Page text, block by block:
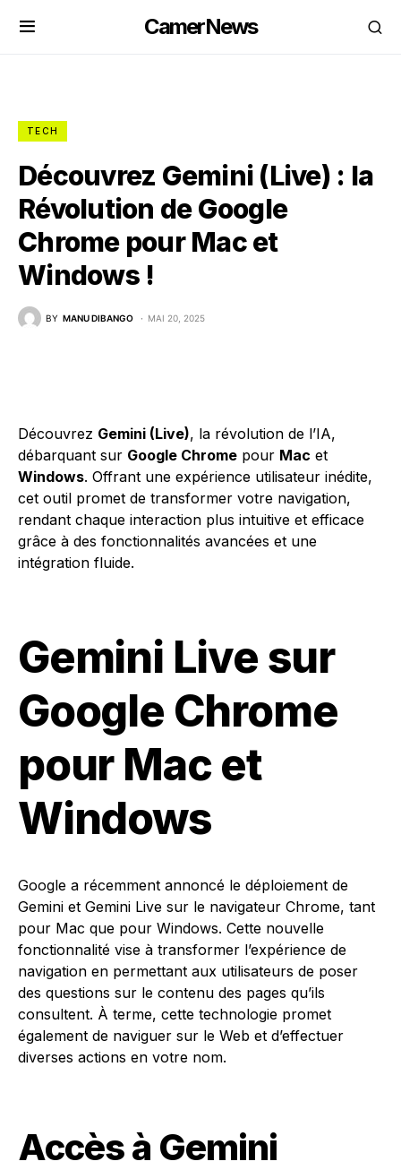
CamerNews
TECH
Découvrez Gemini (Live) : la
Révolution de Google
Chrome pour Mac et
Windows !
BY MANU DIBANGO MAI 20, 2025
Découvrez Gemini (Live), la révolution de l’IA,
débarquant sur Google Chrome pour Mac et
Windows. Offrant une expérience utilisateur inédite,
cet outil promet de transformer votre navigation,
rendant chaque interaction plus intuitive et efficace
grâce à des fonctionnalités avancées et une
intégration fluide.
Gemini Live sur
Google Chrome
pour Mac et
Windows
Google a récemment annoncé le déploiement de
Gemini et Gemini Live sur le navigateur Chrome, tant
pour Mac que pour Windows. Cette nouvelle
fonctionnalité vise à transformer l’expérience de
navigation en permettant aux utilisateurs de poser
des questions sur le contenu des pages qu’ils
consultent. À terme, cette technologie promet
également de naviguer sur le Web et d’effectuer
diverses actions en votre nom.
Accès à Gemini